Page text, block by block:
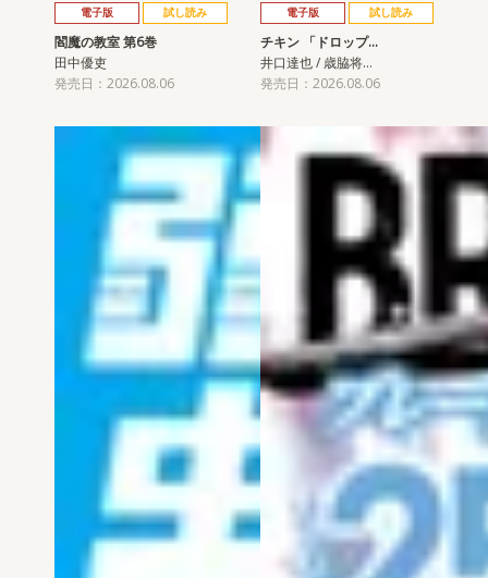
電子版 試し読み
閻魔の教室 第6巻
田中優吏
発売日：2026.08.06
電子版 試し読み
チキン 「ドロップ…
井口達也 / 歳脇将…
発売日：2026.08.06